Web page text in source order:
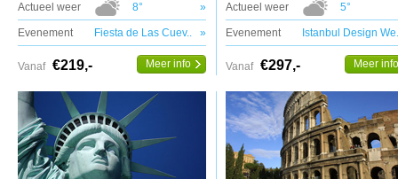
Actueel weer 8° »
Evenement Fiesta de Las Cuev.. »
Vanaf €219,- Meer info
Actueel weer 5°
Evenement Istanbul Design
Vanaf €297,- Meer info